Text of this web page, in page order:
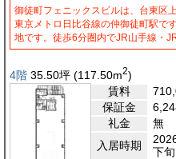
御徒町フェニックスビルは、台東区
東京メトロ日比谷線の仲御徒町駅で
地です。徒歩6分圏内でJR山手線・
4階 35.50坪 (117.50m2)
賃料
保証金
礼金
無
入居時期
下旬